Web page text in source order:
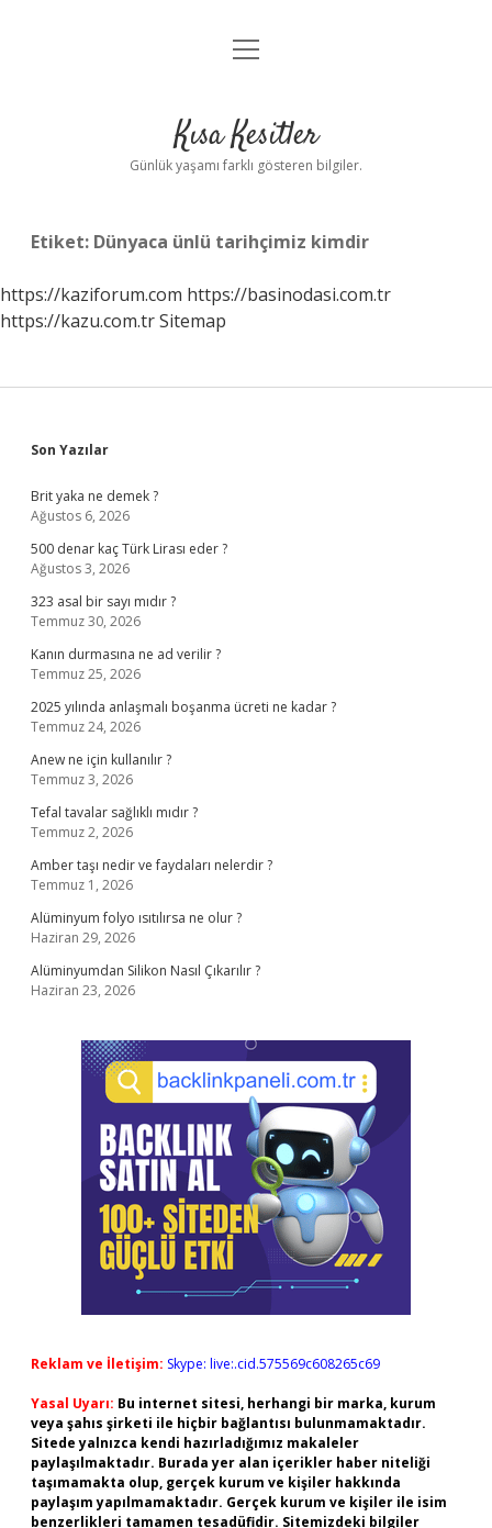
Anasayfa
Yasal Uyarı
menüyü
Kısa Kesitler
Günlük yaşamı farklı gösteren bilgiler.
Etiket: Dünyaca ünlü tarihçimiz kimdir
https://kaziforum.com https://basinodasi.com.tr
https://kazu.com.trSitemap
Sidebar
Son Yazılar
Brit yaka ne demek ?
Ağustos 6, 2026
500 denar kaç Türk Lirası eder ?
Ağustos 3, 2026
323 asal bir sayı mıdır ?
Temmuz 30, 2026
Kanın durmasına ne ad verilir ?
Temmuz 25, 2026
2025 yılında anlaşmalı boşanma ücreti ne kadar ?
Temmuz 24, 2026
Anew ne için kullanılır ?
Temmuz 3, 2026
Tefal tavalar sağlıklı mıdır ?
Temmuz 2, 2026
Amber taşı nedir ve faydaları nelerdir ?
Temmuz 1, 2026
Alüminyum folyo ısıtılırsa ne olur ?
Haziran 29, 2026
Alüminyumdan Silikon Nasıl Çıkarılır ?
Haziran 23, 2026
Reklam ve İletişim: Skype: live:.cid.575569c608265c69
Yasal Uyarı: Bu internet sitesi, herhangi bir marka, kurum
veya şahıs şirketi ile hiçbir bağlantısı bulunmamaktadır.
Sitede yalnızca kendi hazırladığımız makaleler
paylaşılmaktadır. Burada yer alan içerikler haber niteliği
taşımamakta olup, gerçek kurum ve kişiler hakkında
paylaşım yapılmamaktadır. Gerçek kurum ve kişiler ile isim
benzerlikleri tamamen tesadüfidir. Sitemizdeki bilgiler